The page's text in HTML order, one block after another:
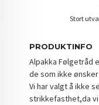
Stort
PRODUKTINFO
Alpakka Følgetråd
de som ikke
Vi har valgt å ikke
strikkefasthet,da